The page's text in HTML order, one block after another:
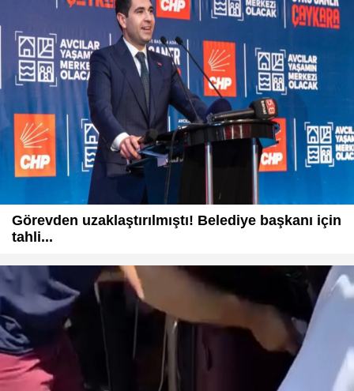
Görevden uzaklaştırılmıştı! Belediye başkanı için
tahli...